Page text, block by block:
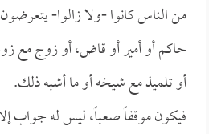
من الناس كانوا -ولا زالوا-
حاكم أو أمير أو قاض، أو زوج مع
أو تلميذ مع شيخه أو ما أشبه ذلك.
فيكون موقفاً صعباً، ليس له جواب